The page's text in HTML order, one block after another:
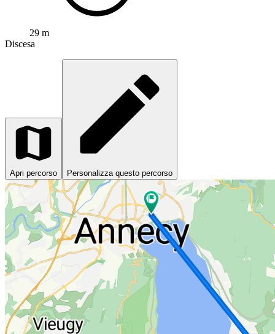
29 m
Discesa
Apri percorso Personalizza questo percorso